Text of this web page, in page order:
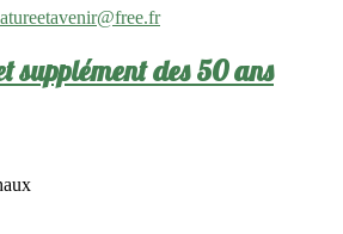
supplément des 50 ans